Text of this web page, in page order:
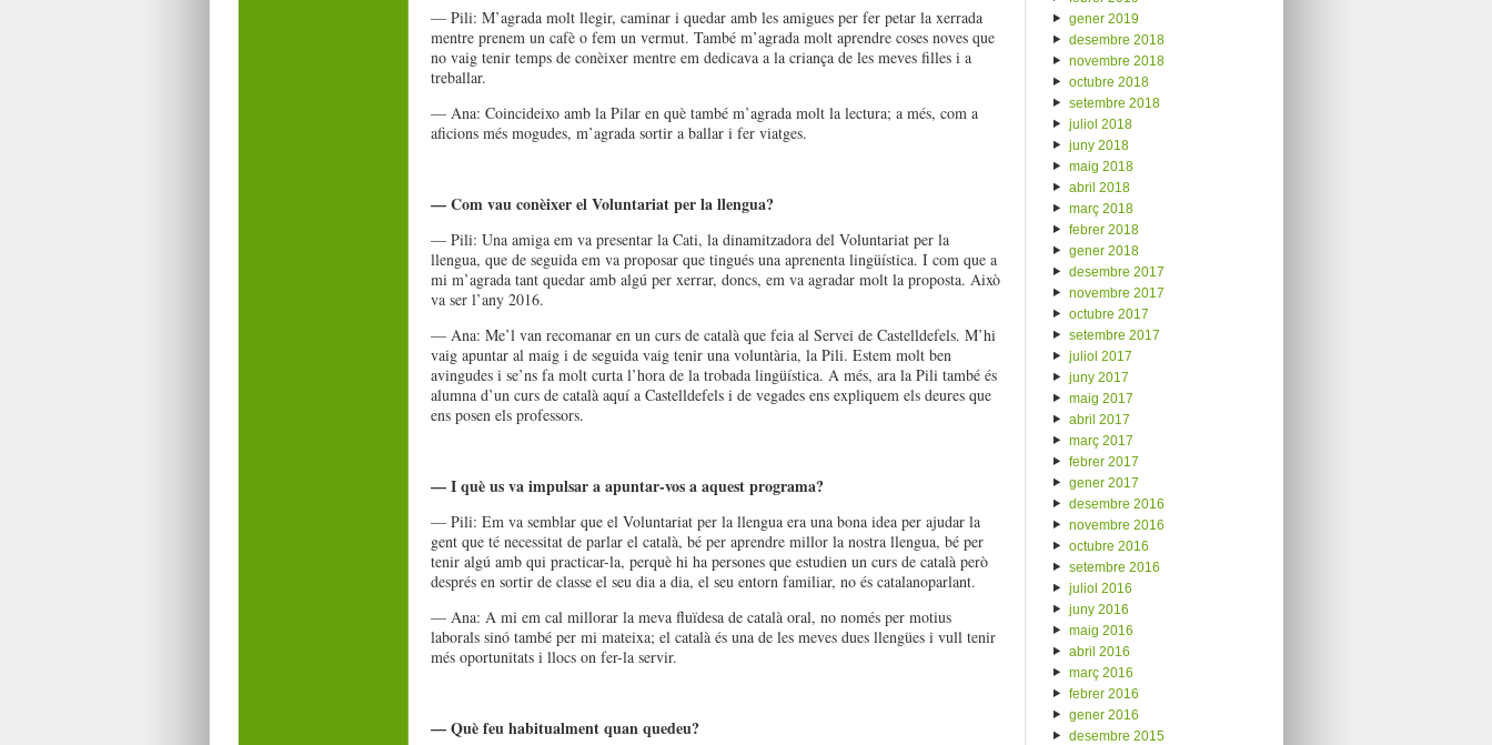
— Pili: M’agrada molt llegir, caminar i quedar amb les amigues per fer petar la xerrada
mentre prenem un cafè o fem un vermut. També m’agrada molt aprendre coses noves que
no vaig tenir temps de conèixer mentre em dedicava a la criança de les meves filles i a
treballar.
— Ana: Coincideixo amb la Pilar en què també m’agrada molt la lectura; a més, com a
aficions més mogudes, m’agrada sortir a ballar i fer viatges.
— Com vau conèixer el Voluntariat per la llengua?
— Pili: Una amiga em va presentar la Cati, la dinamitzadora del Voluntariat per la
llengua, que de seguida em va proposar que tingués una aprenenta lingüística. I com que a
mi m’agrada tant quedar amb algú per xerrar, doncs, em va agradar molt la proposta. Això
va ser l’any 2016.
— Ana: Me’l van recomanar en un curs de català que feia al Servei de Castelldefels. M’hi
vaig apuntar al maig i de seguida vaig tenir una voluntària, la Pili. Estem molt ben
avingudes i se’ns fa molt curta l’hora de la trobada lingüística. A més, ara la Pili també és
alumna d’un curs de català aquí a Castelldefels i de vegades ens expliquem els deures que
ens posen els professors.
— I què us va impulsar a apuntar-vos a aquest programa?
— Pili: Em va semblar que el Voluntariat per la llengua era una bona idea per ajudar la
gent que té necessitat de parlar el català, bé per aprendre millor la nostra llengua, bé per
tenir algú amb qui practicar-la, perquè hi ha persones que estudien un curs de català però
després en sortir de classe el seu dia a dia, el seu entorn familiar, no és catalanoparlant.
— Ana: A mi em cal millorar la meva fluïdesa de català oral, no només per motius
laborals sinó també per mi mateixa; el català és una de les meves dues llengües i vull tenir
més oportunitats i llocs on fer-la servir.
— Què feu habitualment quan quedeu?
gener 2019
desembre 2018
novembre 2018
octubre 2018
setembre 2018
juliol 2018
juny 2018
maig 2018
abril 2018
març 2018
febrer 2018
gener 2018
desembre 2017
novembre 2017
octubre 2017
setembre 2017
juliol 2017
juny 2017
maig 2017
abril 2017
març 2017
febrer 2017
gener 2017
desembre 2016
novembre 2016
octubre 2016
setembre 2016
juliol 2016
juny 2016
maig 2016
abril 2016
març 2016
febrer 2016
gener 2016
desembre 2015